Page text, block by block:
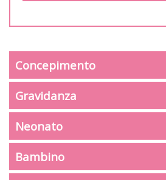
Concepimento
Gravidanza
Neonato
Bambino